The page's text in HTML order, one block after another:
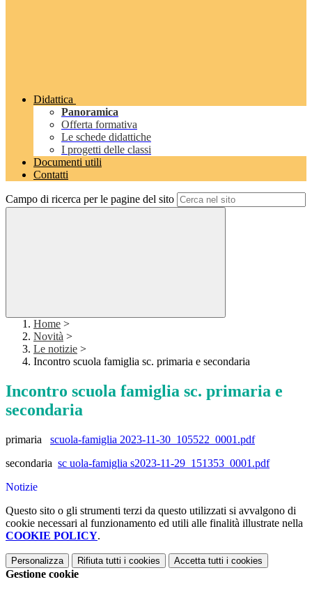
Didattica
Panoramica
Offerta formativa
Le schede didattiche
I progetti delle classi
Documenti utili
Contatti
Campo di ricerca per le pagine del sito
Home >
Novità >
Le notizie >
Incontro scuola famiglia sc. primaria e secondaria
Incontro scuola famiglia sc. primaria e
secondaria
primaria scuola-famiglia 2023-11-30_105522_0001.pdf
secondaria sc uola-famiglia s2023-11-29_151353_0001.pdf
Notizie
Questo sito o gli strumenti terzi da questo utilizzati si avvalgono di
cookie necessari al funzionamento ed utili alle finalità illustrate nella
COOKIE POLICY.
Personalizza Rifiuta tutti i cookies Accetta tutti i cookies
Gestione cookie